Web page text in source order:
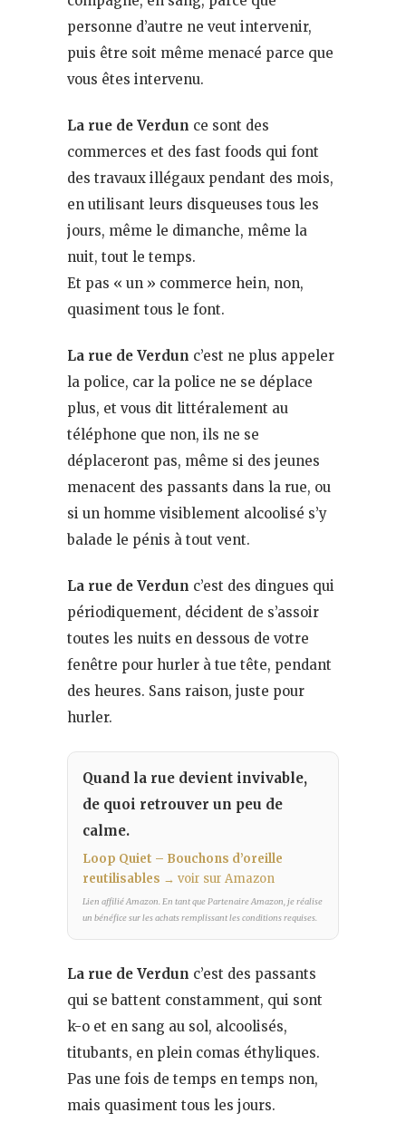
personne d’autre ne veut intervenir,
puis être soit même menacé parce que
vous êtes intervenu.
La rue de Verdun ce sont des
commerces et des fast foods qui font
des travaux illégaux pendant des mois,
en utilisant leurs disqueuses tous les
jours, même le dimanche, même la
nuit, tout le temps.
Et pas « un » commerce hein, non,
quasiment tous le font.
La rue de Verdun c’est ne plus appeler
la police, car la police ne se déplace
plus, et vous dit littéralement au
téléphone que non, ils ne se
déplaceront pas, même si des jeunes
menacent des passants dans la rue, ou
si un homme visiblement alcoolisé s’y
balade le pénis à tout vent.
La rue de Verdun c’est des dingues qui
périodiquement, décident de s’assoir
toutes les nuits en dessous de votre
fenêtre pour hurler à tue tête, pendant
des heures. Sans raison, juste pour
hurler.
Quand la rue devient invivable,
de quoi retrouver un peu de
calme.
Loop Quiet – Bouchons d’oreille
reutilisables → voir sur Amazon
Lien affilié Amazon. En tant que Partenaire Amazon, je réalise
un bénéfice sur les achats remplissant les conditions requises.
La rue de Verdun c’est des passants
qui se battent constamment, qui sont
k-o et en sang au sol, alcoolisés,
titubants, en plein comas éthyliques.
Pas une fois de temps en temps non,
mais quasiment tous les jours.